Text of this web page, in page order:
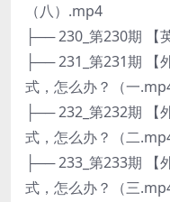
（八）.mp4
├── 230_第230期 【
├── 231_第231期 【
式，怎么办？（一
├── 232_第232期 【
式，怎么办？（二
├── 233_第233期 【
式，怎么办？（三